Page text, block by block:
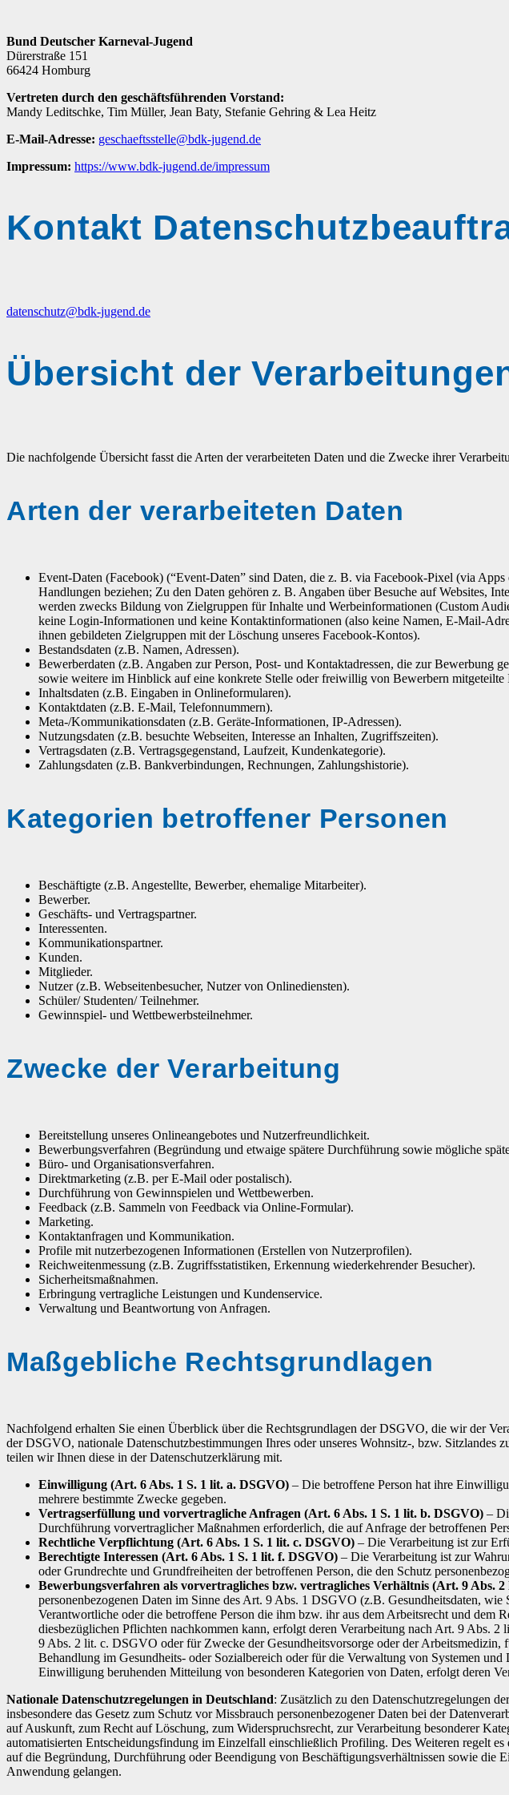
Bund Deutscher Karneval-Jugend
Dürerstraße 151
66424 Homburg
Vertreten durch den geschäftsführenden Vorstand:
Mandy Leditschke, Tim Müller, Jean Baty, Stefanie Gehring & Lea Heitz
E-Mail-Adresse: geschaeftsstelle@bdk-jugend.de
Impressum: https://www.bdk-jugend.de/impressum
Kontakt
datenschutz@bdk-jugend.de
Übersicht der
Die nachfolgende Übersicht fasst die Arten der verarbeiteten Daten und die Zwecke ihrer
Arten der verarbeiteten Daten
Event-Daten (Facebook) (“Event-Daten” sind Daten, die z. B. via Facebook-Pixel (via
Handlungen beziehen; Zu den Daten gehören z. B. Angaben über Besuche auf Websites,
werden zwecks Bildung von Zielgruppen für Inhalte und Werbeinformationen (Custom
keine Login-Informationen und keine Kontaktinformationen (also keine Namen, E-Mail-
ihnen gebildeten Zielgruppen mit der Löschung unseres Facebook-Kontos).
Bestandsdaten (z.B. Namen, Adressen).
Bewerberdaten (z.B. Angaben zur Person, Post- und Kontaktadressen, die zur Bewerbung
sowie weitere im Hinblick auf eine konkrete Stelle oder freiwillig von Bewerbern
Inhaltsdaten (z.B. Eingaben in Onlineformularen).
Kontaktdaten (z.B. E-Mail, Telefonnummern).
Meta-/Kommunikationsdaten (z.B. Geräte-Informationen, IP-Adressen).
Nutzungsdaten (z.B. besuchte Webseiten, Interesse an Inhalten, Zugriffszeiten).
Vertragsdaten (z.B. Vertragsgegenstand, Laufzeit, Kundenkategorie).
Zahlungsdaten (z.B. Bankverbindungen, Rechnungen, Zahlungshistorie).
Kategorien betroffener Personen
Beschäftigte (z.B. Angestellte, Bewerber, ehemalige Mitarbeiter).
Bewerber.
Geschäfts- und Vertragspartner.
Interessenten.
Kommunikationspartner.
Kunden.
Mitglieder.
Nutzer (z.B. Webseitenbesucher, Nutzer von Onlinediensten).
Schüler/ Studenten/ Teilnehmer.
Gewinnspiel- und Wettbewerbsteilnehmer.
Zwecke der Verarbeitung
Bereitstellung unseres Onlineangebotes und Nutzerfreundlichkeit.
Bewerbungsverfahren (Begründung und etwaige spätere Durchführung sowie mögliche
Büro- und Organisationsverfahren.
Direktmarketing (z.B. per E-Mail oder postalisch).
Durchführung von Gewinnspielen und Wettbewerben.
Feedback (z.B. Sammeln von Feedback via Online-Formular).
Marketing.
Kontaktanfragen und Kommunikation.
Profile mit nutzerbezogenen Informationen (Erstellen von Nutzerprofilen).
Reichweitenmessung (z.B. Zugriffsstatistiken, Erkennung wiederkehrender Besucher).
Sicherheitsmaßnahmen.
Erbringung vertragliche Leistungen und Kundenservice.
Verwaltung und Beantwortung von Anfragen.
Maßgebliche Rechtsgrundlagen
Nachfolgend erhalten Sie einen Überblick über die Rechtsgrundlagen der DSGVO, die wir der
der DSGVO, nationale Datenschutzbestimmungen Ihres oder unseres Wohnsitz-, bzw.
teilen wir Ihnen diese in der Datenschutzerklärung mit.
Einwilligung (Art. 6 Abs. 1 S. 1 lit. a. DSGVO) – Die betroffene Person hat ihre
mehrere bestimmte Zwecke gegeben.
Vertragserfüllung und vorvertragliche Anfragen (Art. 6 Abs. 1 S. 1 lit. b. DSGVO) –
Durchführung vorvertraglicher Maßnahmen erforderlich, die auf Anfrage der betroffenen
Rechtliche Verpflichtung (Art. 6 Abs. 1 S. 1 lit. c. DSGVO) – Die Verarbeitung ist zur
Berechtigte Interessen (Art. 6 Abs. 1 S. 1 lit. f. DSGVO) – Die Verarbeitung ist zur
oder Grundrechte und Grundfreiheiten der betroffenen Person, die den Schutz
Bewerbungsverfahren als vorvertragliches bzw. vertragliches Verhältnis (Art. 9 Abs.
personenbezogenen Daten im Sinne des Art. 9 Abs. 1 DSGVO (z.B. Gesundheitsdaten,
Verantwortliche oder die betroffene Person die ihm bzw. ihr aus dem Arbeitsrecht und dem
diesbezüglichen Pflichten nachkommen kann, erfolgt deren Verarbeitung nach Art. 9 Abs.
9 Abs. 2 lit. c. DSGVO oder für Zwecke der Gesundheitsvorsorge oder der
Behandlung im Gesundheits- oder Sozialbereich oder für die Verwaltung von Systemen
Einwilligung beruhenden Mitteilung von besonderen Kategorien von Daten, erfolgt deren
Nationale Datenschutzregelungen in Deutschland: Zusätzlich zu den Datenschutzregelungen
insbesondere das Gesetz zum Schutz vor Missbrauch personenbezogener Daten bei der
auf Auskunft, zum Recht auf Löschung, zum Widerspruchsrecht, zur Verarbeitung besonderer
automatisierten Entscheidungsfindung im Einzelfall einschließlich Profiling. Des Weiteren regelt
auf die Begründung, Durchführung oder Beendigung von Beschäftigungsverhältnissen sowie die
Anwendung gelangen.